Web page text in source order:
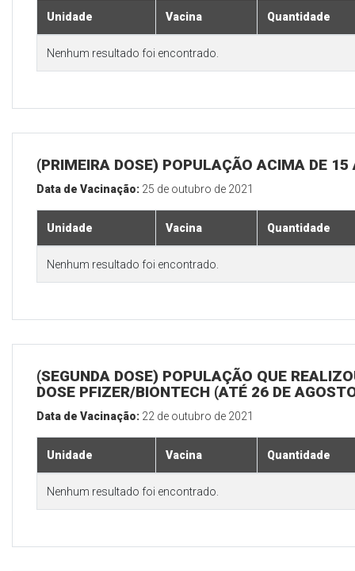
Unidade Vacina Quantidade
Nenhum resultado foi encontrado.
(PRIMEIRA DOSE) POPULAÇÃO ACIMA DE 15
Data de Vacinação: 25 de outubro de 2021
Unidade Vacina Quantidade
Nenhum resultado foi encontrado.
(SEGUNDA DOSE) POPULAÇÃO QUE
DOSE PFIZER/BIONTECH (ATÉ 26 DE
Data de Vacinação: 22 de outubro de 2021
Unidade Vacina Quantidade
Nenhum resultado foi encontrado.